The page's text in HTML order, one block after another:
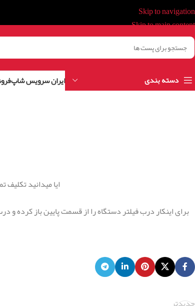
Skip to navigation
Skip to main content
دسته بندی ایران سرویس شاپ
ایا میدانید